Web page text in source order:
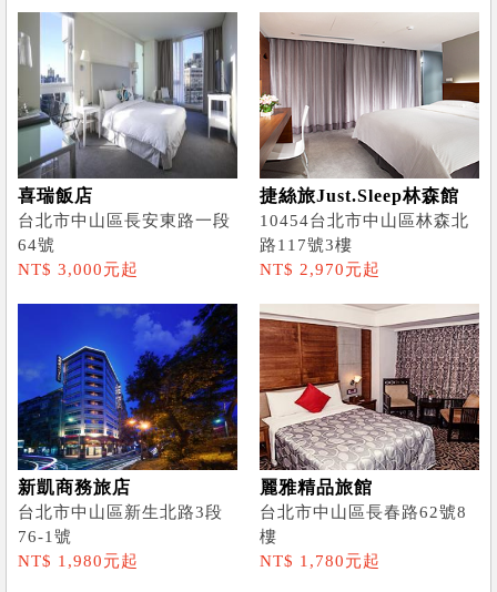
喜瑞飯店
台北市中山區長安東路一段
64號
NT$ 3,000元起
捷絲旅Just.Sleep林森館
10454台北市中山區林森北
路117號3樓
NT$ 2,970元起
新凱商務旅店
台北市中山區新生北路3段
76-1號
NT$ 1,980元起
麗雅精品旅館
台北市中山區長春路62號8
樓
NT$ 1,780元起